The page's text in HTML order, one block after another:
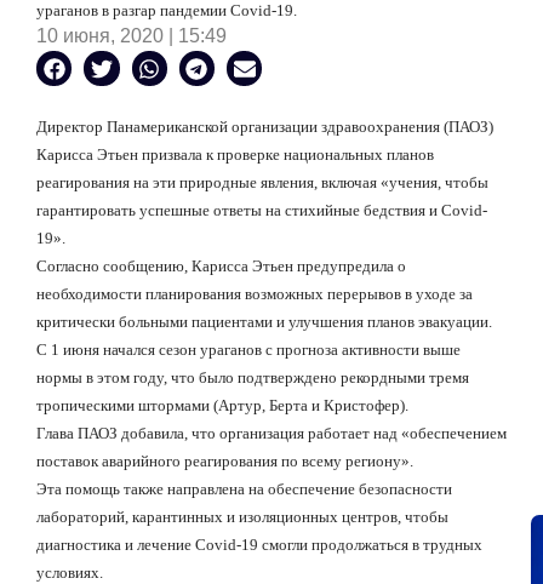
ураганов в разгар пандемии Covid-19.
10 июня, 2020 | 15:49
Директор Панамериканской организации здравоохранения (ПАОЗ)
Карисса Этьен призвала к проверке национальных планов
реагирования на эти природные явления, включая «учения, чтобы
гарантировать успешные ответы на стихийные бедствия и Covid-
19».
Согласно сообщению, Карисса Этьен предупредила о
необходимости планирования возможных перерывов в уходе за
критически больными пациентами и улучшения планов эвакуации.
С 1 июня начался сезон ураганов с прогноза активности выше
нормы в этом году, что было подтверждено рекордными тремя
тропическими штормами (Артур, Берта и Кристофер).
Глава ПАОЗ добавила, что организация работает над «обеспечением
поставок аварийного реагирования по всему региону».
Эта помощь также направлена на обеспечение безопасности
лабораторий, карантинных и изоляционных центров, чтобы
диагностика и лечение Covid-19 смогли продолжаться в трудных
условиях.